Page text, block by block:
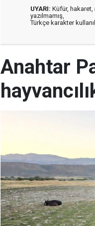
UYARI: Küfür, hakaret,
yazılmamış,
Türkçe karakter
Anahtar